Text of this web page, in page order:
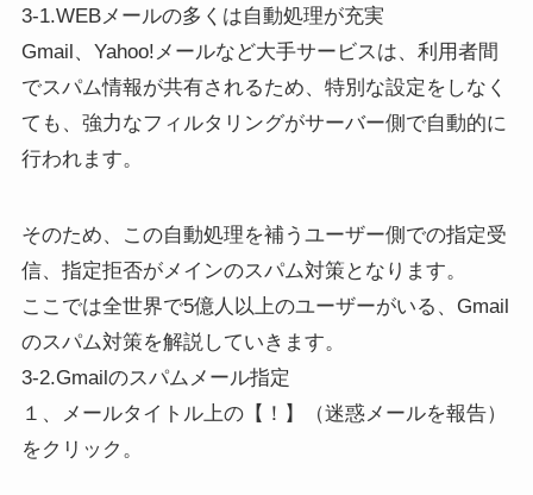
3-1.WEBメールの多くは自動処理が充実
Gmail、Yahoo!メールなど大手サービスは、利用者間
でスパム情報が共有されるため、特別な設定をしなく
ても、強力なフィルタリングがサーバー側で自動的に
行われます。
そのため、この自動処理を補うユーザー側での指定受
信、指定拒否がメインのスパム対策となります。
ここでは全世界で5億人以上のユーザーがいる、Gmail
のスパム対策を解説していきます。
3-2.Gmailのスパムメール指定
１、メールタイトル上の【！】（迷惑メールを報告）
をクリック。